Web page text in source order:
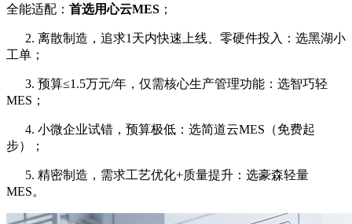
全能适配： 首选用心云MES ；
2. 离散制造，追求1天内快速上线、零硬件投入：选黑湖小
工单；
3. 预算≤1.5万元/年，仅需核心生产管理功能：选智巧轻
MES；
4. 小微企业试错，预算极低：选简道云MES（免费起
步）；
5. 精密制造，需求工艺优化+质量提升：选豪森轻量
MES。